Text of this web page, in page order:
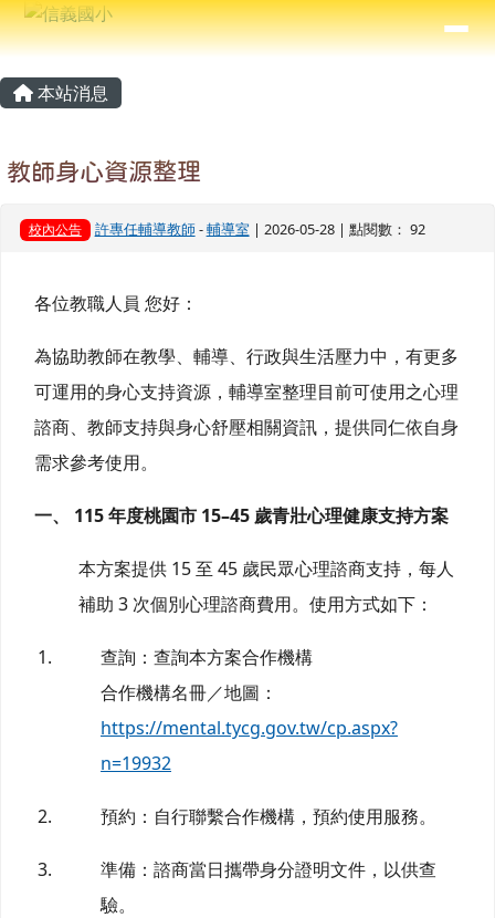
跳至主內容區
信義國小
⏸
導覽列
主內容區域
本站消息
教師身心資源整理
校內公告 許專任輔導教師-輔導室 | 2026-05-28 | 點閱數： 92
各位教職人員 您好：
為協助教師在教學、輔導、行政與生活壓力中，有更多
可運用的身心支持資源，輔導室整理目前可使用之心理
諮商、教師支持與身心舒壓相關資訊，提供同仁依自身
需求參考使用。
一、 115 年度桃園市 15–45 歲青壯心理健康支持方案
本方案提供 15 至 45 歲民眾心理諮商支持，每人
補助 3 次個別心理諮商費用。使用方式如下：
查詢：查詢本方案合作機構
合作機構名冊／地圖：
https://mental.tycg.gov.tw/cp.aspx?
n=19932
預約：自行聯繫合作機構，預約使用服務。
準備：諮商當日攜帶身分證明文件，以供查
驗。
頁尾區域